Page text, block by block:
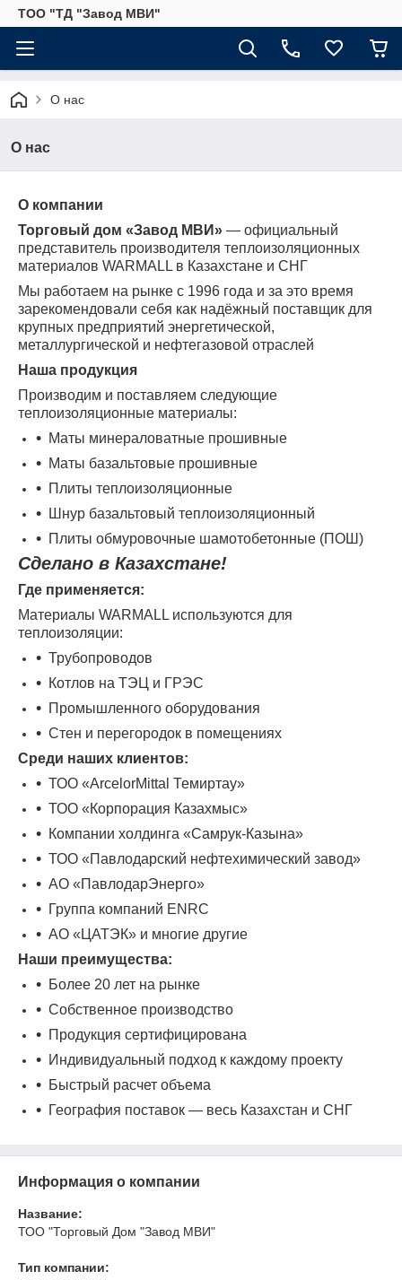
ТОО "ТД "Завод МВИ"
О нас
О нас
О компании
Торговый дом «Завод МВИ» — официальный
представитель производителя теплоизоляционных
материалов WARMALL в Казахстане и СНГ
Мы работаем на рынке с 1996 года и за это время
зарекомендовали себя как надёжный поставщик для
крупных предприятий энергетической,
металлургической и нефтегазовой отраслей
Наша продукция
Производим и поставляем следующие
теплоизоляционные материалы:
Маты минераловатные прошивные
Маты базальтовые прошивные
Плиты теплоизоляционные
Шнур базальтовый теплоизоляционный
Плиты обмуровочные шамотобетонные (ПОШ)
Сделано в Казахстане!
Где применяется:
Материалы WARMALL используются для
теплоизоляции:
Трубопроводов
Котлов на ТЭЦ и ГРЭС
Промышленного оборудования
Стен и перегородок в помещениях
Среди наших клиентов:
ТОО «ArcelorMittal Темиртау»
ТОО «Корпорация Казахмыс»
Компании холдинга «Самрук-Казына»
ТОО «Павлодарский нефтехимический завод»
АО «ПавлодарЭнерго»
Группа компаний ENRC
АО «ЦАТЭК» и многие другие
Наши преимущества:
Более 20 лет на рынке
Собственное производство
Продукция сертифицирована
Индивидуальный подход к каждому проекту
Быстрый расчет объема
География поставок — весь Казахстан и СНГ
Информация о компании
Название:
ТОО "Торговый Дом "Завод МВИ"
Тип компании: